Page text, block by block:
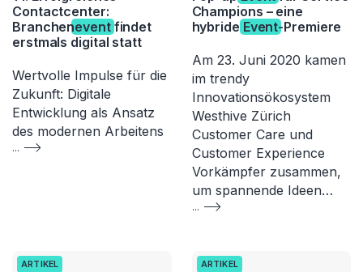
Contactcenter:
Brancheneventfindet
erstmals digital statt
Wertvolle Impulse für die
Zukunft: Digitale
Entwicklung als Ansatz
des modernen Arbeitens
...
Champions – eine
hybride Event-Premiere
Am 23. Juni 2020 kamen
im trendy
Innovationsökosystem
Westhive Zürich
Customer Care und
Customer Experience
Vorkämpfer zusammen,
um spannende Ideen…
...
ARTIKEL ARTIKEL